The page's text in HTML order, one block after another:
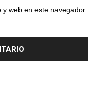
web en este navegador